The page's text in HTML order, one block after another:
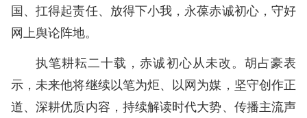
国、扛得起责任、放得下小我，永葆赤诚初心，守好
网上舆论阵地。
执笔耕耘二十载，赤诚初心从未改。胡占豪表
示，未来他将继续以笔为炬、以网为媒，坚守创作正
道、深耕优质内容，持续解读时代大势、传播主流声